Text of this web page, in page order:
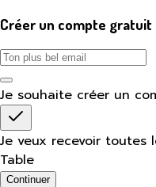
Créer un compte gratuit
Je souhaite créer un
Je veux recevoir toutes
Table
Continuer